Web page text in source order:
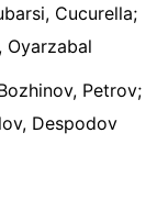
Cucurella;
Oyarzabal
Petrov;
Despodov